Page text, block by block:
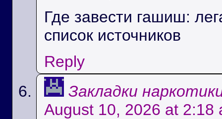
Где завести гашиш:
список источников
Reply
Закладки
August 10, 2026 at 2:18